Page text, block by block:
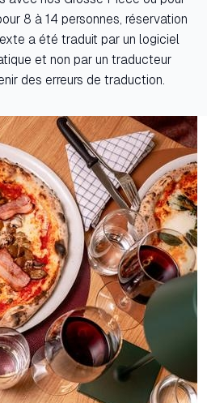
8 à 14 personnes, réservation
a été traduit par un logiciel
et non par un traducteur
des erreurs de traduction.